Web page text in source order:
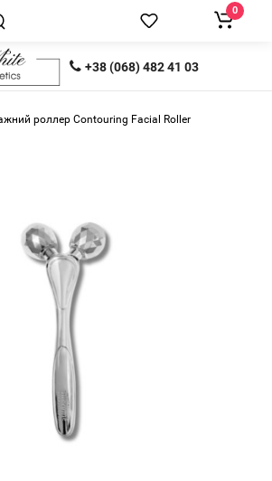
+38 (068) 482 41 03
0
роллер Contouring Facial Roller